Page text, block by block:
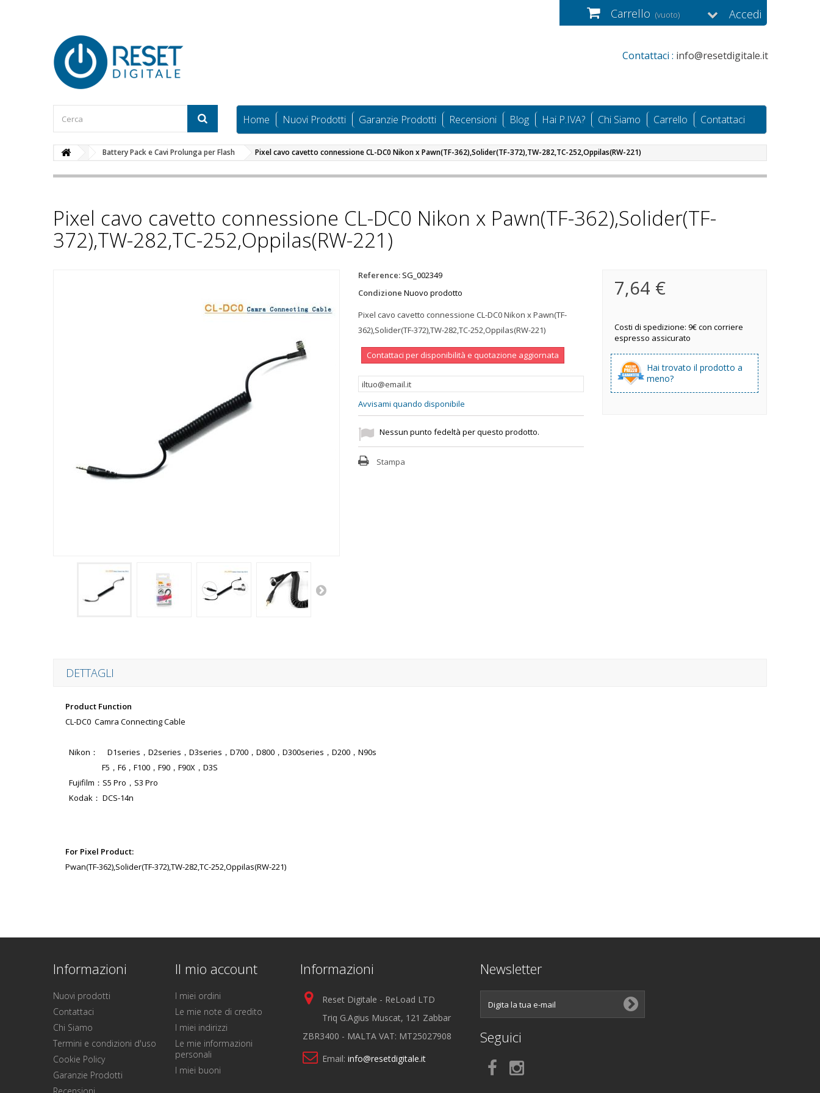
Accedi
Carrello (vuoto)
Contattaci : info@resetdigitale.it
Home Nuovi Prodotti Garanzie Prodotti Recensioni Blog Hai P.IVA? Chi Siamo Carrello Contattaci
Battery Pack e Cavi Prolunga per Flash Pixel cavo cavetto connessione CL-DC0 Nikon x Pawn(TF-362),Solider(TF-372),TW-282,TC-252,Oppilas(RW-221)
Pixel cavo cavetto connessione CL-DC0 Nikon x Pawn(TF-362),Solider(TF-
372),TW-282,TC-252,Oppilas(RW-221)
Reference: SG_002349
Condizione Nuovo prodotto
Pixel cavo cavetto connessione CL-DC0 Nikon x Pawn(TF-
362),Solider(TF-372),TW-282,TC-252,Oppilas(RW-221)
Contattaci per disponibilità e quotazione aggiornata
Avvisami quando disponibile
Nessun punto fedeltà per questo prodotto.
Stampa
7,64 €
Costi di spedizione: 9€ con corriere
espresso assicurato
Hai trovato il prodotto a
meno?
DETTAGLI
Product Function
CL-DC0 Camra Connecting Cable
Nikon： D1series，D2series，D3series，D700，D800，D300series，D200，N90s
F5，F6，F100，F90，F90X，D3S
Fujifilm：S5 Pro，S3 Pro
Kodak： DCS-14n
For Pixel Product:
Pwan(TF-362),Solider(TF-372),TW-282,TC-252,Oppilas(RW-221)
Informazioni
Nuovi prodotti
Contattaci
Chi Siamo
Termini e condizioni d'uso
Cookie Policy
Garanzie Prodotti
Il mio account
I miei ordini
Le mie note di credito
I miei indirizzi
Le mie informazioni
personali
I miei buoni
Informazioni
Reset Digitale - ReLoad LTD
Triq G.Agius Muscat, 121 Zabbar
ZBR3400 - MALTA VAT: MT25027908
Email: info@resetdigitale.it
Newsletter
Seguici